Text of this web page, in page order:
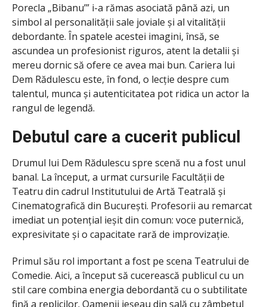
Porecla „Bibanu’” i-a rămas asociată până azi, un
simbol al personalității sale joviale și al vitalității
debordante. În spatele acestei imagini, însă, se
ascundea un profesionist riguros, atent la detalii și
mereu dornic să ofere ce avea mai bun. Cariera lui
Dem Rădulescu este, în fond, o lecție despre cum
talentul, munca și autenticitatea pot ridica un actor la
rangul de legendă.
Debutul care a cucerit publicul
Drumul lui Dem Rădulescu spre scenă nu a fost unul
banal. La început, a urmat cursurile Facultății de
Teatru din cadrul Institutului de Artă Teatrală și
Cinematografică din București. Profesorii au remarcat
imediat un potențial ieșit din comun: voce puternică,
expresivitate și o capacitate rară de improvizație.
Primul său rol important a fost pe scena Teatrului de
Comedie. Aici, a început să cucerească publicul cu un
stil care combina energia debordantă cu o subtilitate
fină a replicilor. Oamenii ieșeau din sală cu zâmbetul